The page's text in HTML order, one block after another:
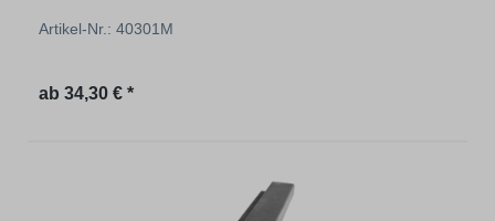
Artikel-Nr.: 40301M
Regulärer Preis:
ab 34,30 € *